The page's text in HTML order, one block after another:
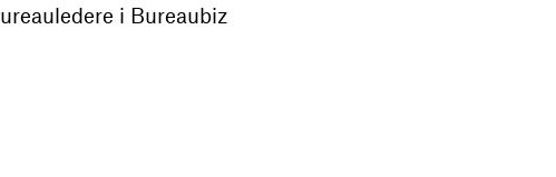
i Bureaubiz